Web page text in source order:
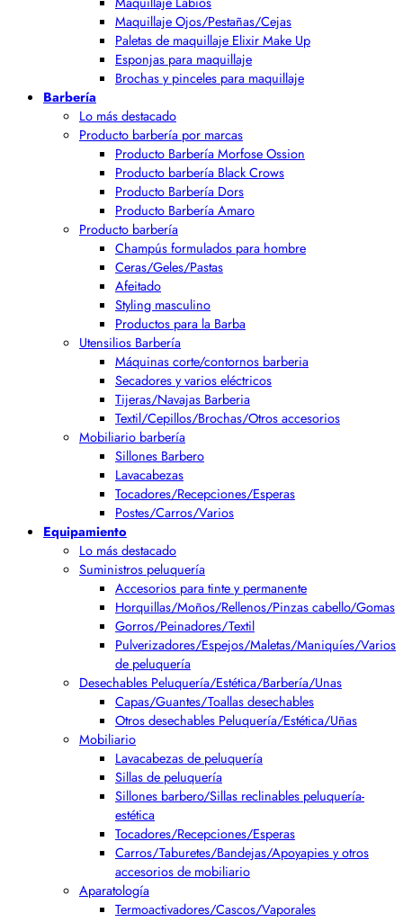
Maquillaje Ojos/Pestañas/Cejas
Paletas de maquillaje Elixir Make Up
Esponjas para maquillaje
Brochas y pinceles para maquillaje
Barbería
Lo más destacado
Producto barbería por marcas
Producto Barbería Morfose Ossion
Producto barbería Black Crows
Producto Barbería Dors
Producto Barbería Amaro
Producto barbería
Champús formulados para hombre
Ceras/Geles/Pastas
Afeitado
Styling masculino
Productos para la Barba
Utensilios Barbería
Máquinas corte/contornos barberia
Secadores y varios eléctricos
Tijeras/Navajas Barberia
Textil/Cepillos/Brochas/Otros accesorios
Mobiliario barbería
Sillones Barbero
Lavacabezas
Tocadores/Recepciones/Esperas
Postes/Carros/Varios
Equipamiento
Lo más destacado
Suministros peluquería
Accesorios para tinte y permanente
Horquillas/Moños/Rellenos/Pinzas cabello/Gomas
Gorros/Peinadores/Textil
Pulverizadores/Espejos/Maletas/Maniquíes/Varios
de peluquería
Desechables Peluquería/Estética/Barbería/Unas
Capas/Guantes/Toallas desechables
Otros desechables Peluquería/Estética/Uñas
Mobiliario
Lavacabezas de peluquería
Sillas de peluquería
Sillones barbero/Sillas reclinables peluquería-
estética
Tocadores/Recepciones/Esperas
Carros/Taburetes/Bandejas/Apoyapies y otros
accesorios de mobiliario
Aparatología
Termoactivadores/Cascos/Vaporales